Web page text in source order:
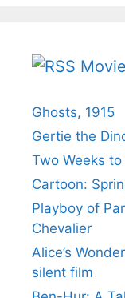
Ghosts, 1915
Gertie the
Two Weeks
Cartoon:
Playboy of
Chevalier
Alice’s
silent film